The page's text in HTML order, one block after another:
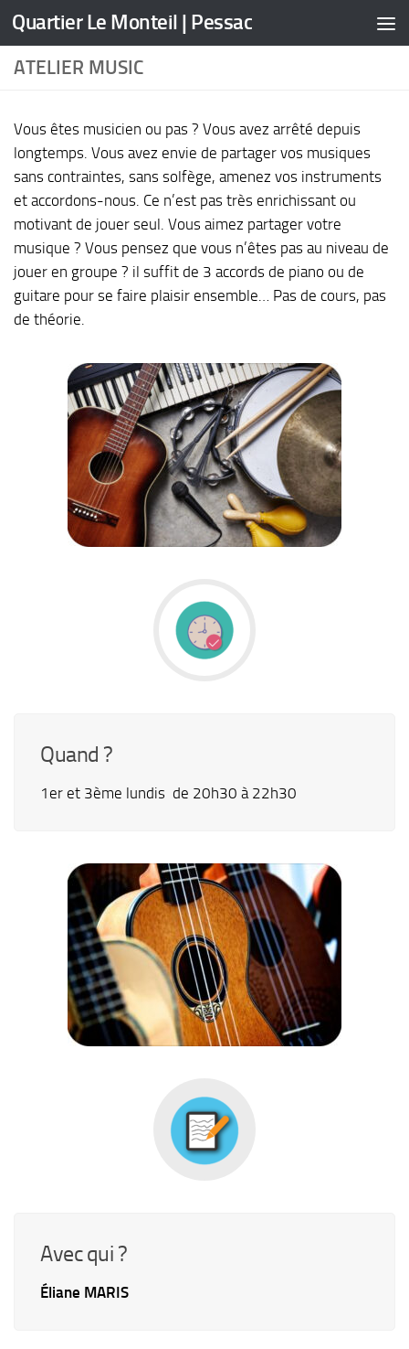
Skip to content
Quartier Le Monteil | Pessac
ATELIER MUSIC
Vous êtes musicien ou pas ? Vous avez arrêté depuis
longtemps. Vous avez envie de partager vos musiques
sans contraintes, sans solfège, amenez vos instruments
et accordons-nous. Ce n’est pas très enrichissant ou
motivant de jouer seul. Vous aimez partager votre
musique ? Vous pensez que vous n’êtes pas au niveau de
jouer en groupe ? il suffit de 3 accords de piano ou de
guitare pour se faire plaisir ensemble… Pas de cours, pas
de théorie.
Quand ?
1er et 3ème lundis de 20h30 à 22h30
Avec qui ?
Éliane MARIS